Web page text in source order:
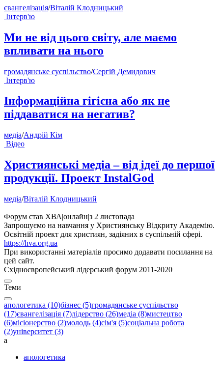
євангелізація/Віталій Клодницький
Інтерв'ю
Ми не від цього світу, але маємо
впливати на нього
громадянське суспільство/Сергій Демидович
Інтерв'ю
Інформаційна гігієна або як не
піддаватися на негатив?
медіа/Андрій Кім
Відео
Християнські медіа – від ідеї до першої
продукції. Проект InstalGod
медіа/Віталій Клодницький
Форум став ХВА|онлайн|з 2 листопада
Запрошуємо на навчання у Християнську Відкриту Академію.
Освітній проект для християн, задіяних в суспільній сфері.
https://hva.org.ua
При використанні матеріалів просимо додавати посилання на
цей сайт.
Східноєвропейський лідерський форум 2011-2020
Теми
апологетика (10)бізнес (5)громадянське суспільство
(17)євангелізація (7)лідерство (26)медіа (8)мистецтво
(6)місіонерство (2)молодь (4)сім'я (5)соціальна робота
(2)університет (3)
а
апологетика